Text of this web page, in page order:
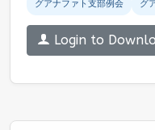
グアナファト支部例会 グ
Login to